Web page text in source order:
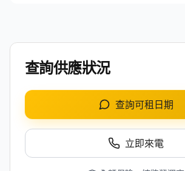
查詢供應狀況
查詢可租日期
立即來電